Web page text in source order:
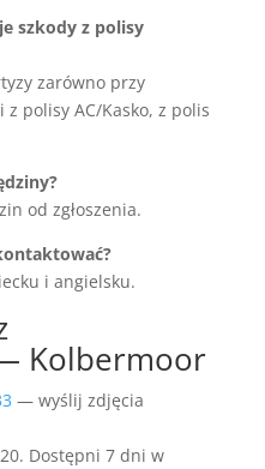
szkody z polisy
zarówno przy
z polisy AC/Kasko, z polis
od zgłoszenia.
i angielsku.
— Kolbermoor
— wyślij zdjęcia
Dostępni 7 dni w